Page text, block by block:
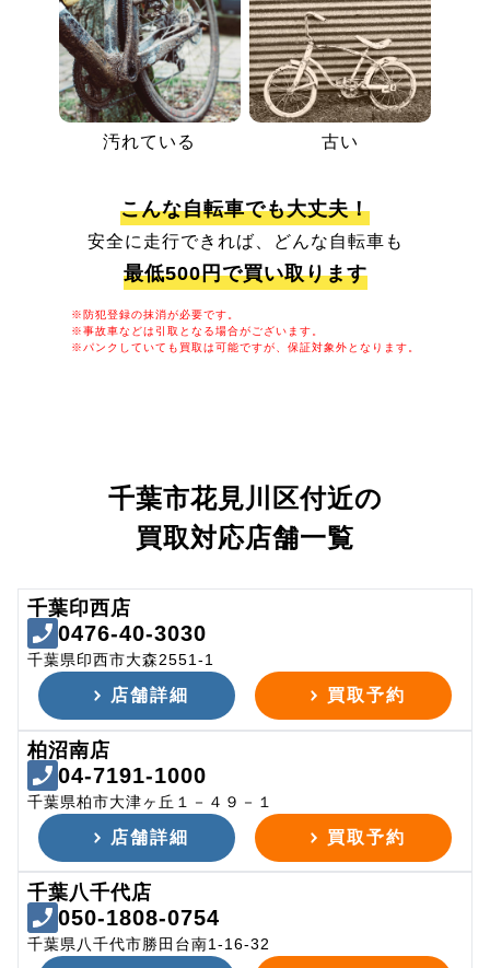
汚れている 古い
こんな自転車でも大丈夫！
安全に走行できれば、どんな自転車も
最低500円で買い取ります
※防犯登録の抹消が必要です。
※事故車などは引取となる場合がございます。
※パンクしていても買取は可能ですが、保証対象外となります。
千葉市花見川区付近の
買取対応店舗一覧
千葉印西店
0476-40-3030
千葉県印西市大森2551-1
店舗詳細 買取予約
柏沼南店
04-7191-1000
千葉県柏市大津ヶ丘１－４９－１
店舗詳細 買取予約
千葉八千代店
050-1808-0754
千葉県八千代市勝田台南1-16-32